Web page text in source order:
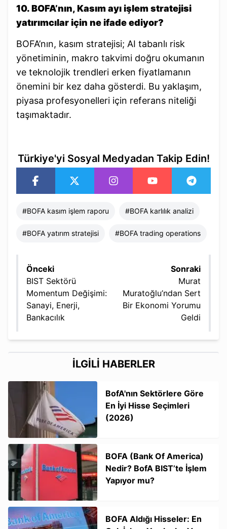
10. BOFA’nın, Kasım ayı işlem stratejisi
yatırımcılar için ne ifade ediyor?
BOFA’nın, kasım stratejisi; AI tabanlı risk
yönetiminin, makro takvimi doğru okumanın
ve teknolojik trendleri erken fiyatlamanın
önemini bir kez daha gösterdi. Bu yaklaşım,
piyasa profesyonelleri için referans niteliği
taşımaktadır.
Türkiye'yi Sosyal Medyadan Takip Edin!
#BOFA kasım işlem raporu #BOFA karlılık analizi
#BOFA yatırım stratejisi #BOFA trading operations
Önceki
BIST Sektörü
Momentum Değişimi:
Sanayi, Enerji,
Bankacılık
Sonraki
Murat
Muratoğlu’ndan Sert
Bir Ekonomi Yorumu
Geldi
İLGİLİ HABERLER
BofA'nın Sektörlere Göre
En İyi Hisse Seçimleri
(2026)
BOFA (Bank Of America)
Nedir? BofA BIST’te İşlem
Yapıyor mu?
BOFA Aldığı Hisseler: En